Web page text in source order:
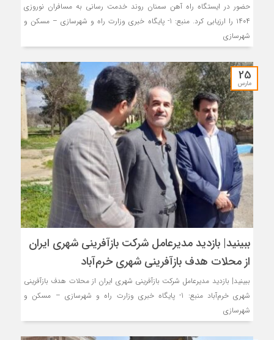
حضور در ایستگاه راه آهن سمنان روند خدمت رسانی به مسافران نوروزی
۱۴۰۴ را ارزیابی کرد. منبع: 1- پایگاه خبری وزارت راه و شهرسازی – مسکن و
شهرسازی
25
مارس
ببینید| بازدید مدیرعامل شرکت بازآفرینی شهری ایران
از محلات هدف بازآفرینی شهری خرم‌آباد
ببینید| بازدید مدیرعامل شرکت بازآفرینی شهری ایران از محلات هدف بازآفرینی
شهری خرم‌آباد منبع: 1- پایگاه خبری وزارت راه و شهرسازی – مسکن و
شهرسازی